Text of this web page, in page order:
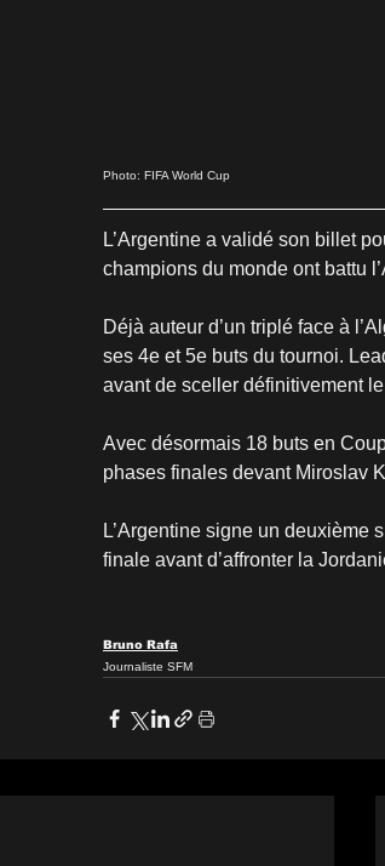
Photo: FIFA World Cup
L’Argentine a validé son billet
champions du monde ont battu
Déjà auteur d’un triplé face à
ses 4e et 5e buts du tournoi.
avant de sceller définitivement
Avec désormais 18 buts en
phases finales devant Miroslav
L’Argentine signe un deuxième
finale avant d’affronter la
Bruno Rafa
Journaliste SFM